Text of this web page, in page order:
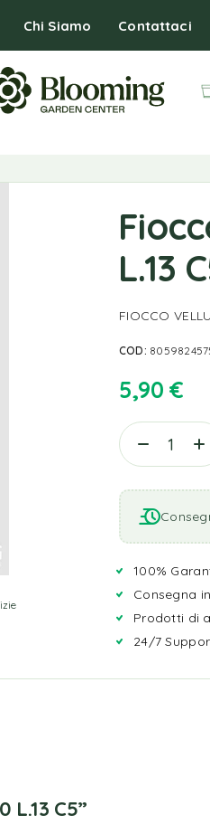
Chi Siamo Contattaci
L.13
FIOCCO
COD:
5,90 €
100%
Consegna
Prodotti di
24/7
L.13 C5”